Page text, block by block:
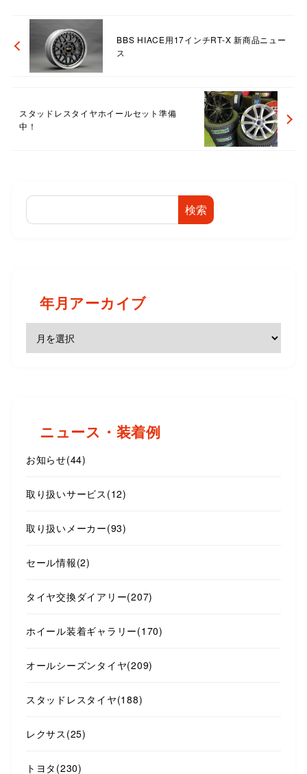
BBS HIACE用17インチRT-X 新商品ニュー
ス
スタッドレスタイヤホイールセット準備
中！
検索
年月アーカイブ
ニュース・装着例
お知らせ(44)
取り扱いサービス (12)
取り扱いメーカー(93)
セール情報(2)
タイヤ交換ダイアリー(207)
ホイール装着ギャラリー(170)
オールシーズンタイヤ(209)
スタッドレスタイヤ(188)
レクサス (25)
トヨタ (230)